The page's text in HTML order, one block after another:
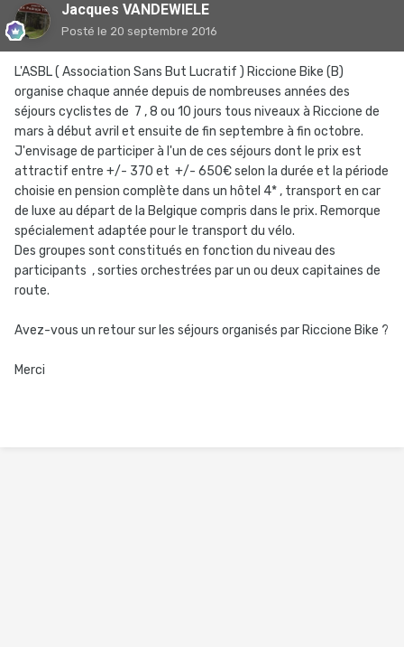
Jacques VANDEWIELE
Posté le 20 septembre 2016
L'ASBL ( Association Sans But Lucratif ) Riccione Bike (B)
organise chaque année depuis de nombreuses années des
séjours cyclistes de 7 , 8 ou 10 jours tous niveaux à Riccione de
mars à début avril et ensuite de fin septembre à fin octobre.
J'envisage de participer à l'un de ces séjours dont le prix est
attractif entre +/- 370 et +/- 650€ selon la durée et la période
choisie en pension complète dans un hôtel 4* , transport en car
de luxe au départ de la Belgique compris dans le prix. Remorque
spécialement adaptée pour le transport du vélo.
Des groupes sont constitués en fonction du niveau des
participants , sorties orchestrées par un ou deux capitaines de
route.
Avez-vous un retour sur les séjours organisés par Riccione Bike ?
Merci